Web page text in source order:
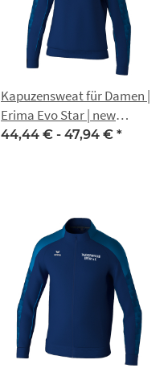
Kapuzensweat für Damen |
Erima Evo Star | new
navy/mykonos blue |
44,44 € - 47,94 € *